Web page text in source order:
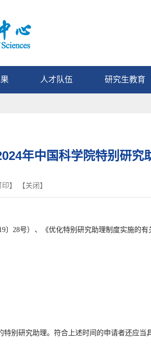
人才队伍 研究生教育
年中国科学院特别研究
印】 【关闭】
28号）、《优化特别研究助理制度实施的
特别研究助理。符合上述时间的申请者还应当